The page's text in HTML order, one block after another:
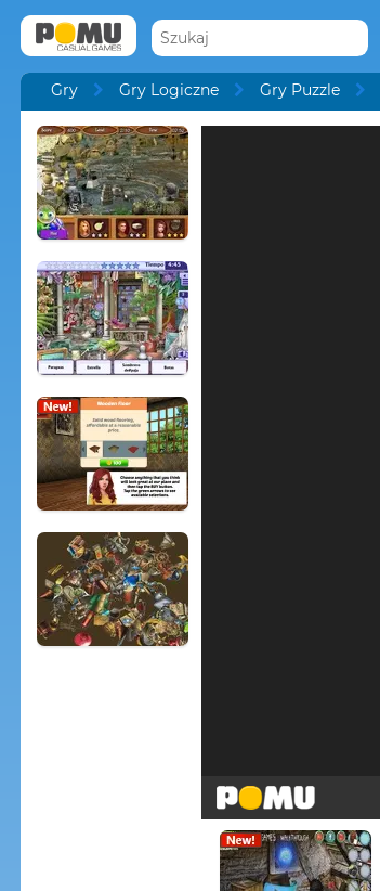
Gry Gry Logiczne Gry Puzzle